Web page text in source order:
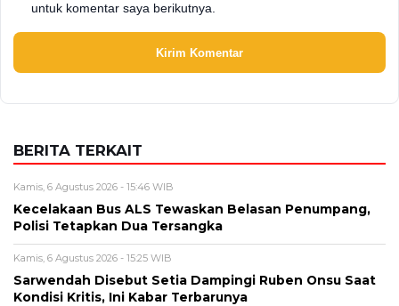
untuk komentar saya berikutnya.
BERITA TERKAIT
Kamis, 6 Agustus 2026 - 15:46 WIB
Kecelakaan Bus ALS Tewaskan Belasan Penumpang,
Polisi Tetapkan Dua Tersangka
Kamis, 6 Agustus 2026 - 15:25 WIB
Sarwendah Disebut Setia Dampingi Ruben Onsu Saat
Kondisi Kritis, Ini Kabar Terbarunya